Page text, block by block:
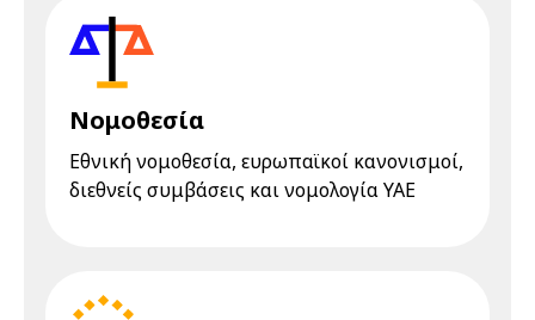
Νομοθεσία
Eθνική νομοθεσία, ευρωπαϊκοί κανονισμοί,
διεθνείς συμβάσεις και νομολογία YAE